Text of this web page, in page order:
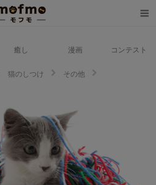
癒し 漫画 コンテスト
猫のしつけ
その他